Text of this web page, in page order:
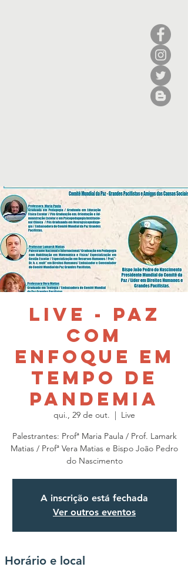
LIVE - Paz
com
enfoque em
tempo de
pandemia
qui., 29 de out.
  |
Live
Palestrantes: Profª Maria Paula / Prof. Lamark
Matias / Profª Vera Matias e Bispo João Pedro
do Nascimento
A inscrição está fechada
Ver outros eventos
Horário e local